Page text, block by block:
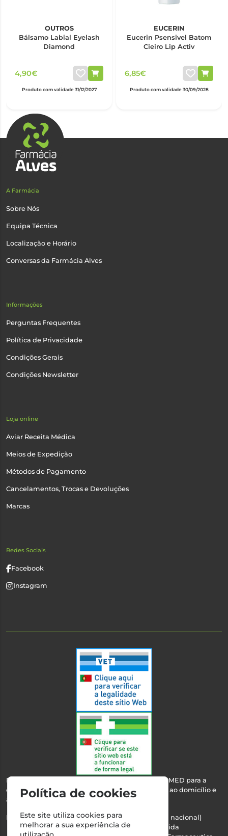
OUTROS
Bálsamo Labial Eyelash
Diamond
4,90€
Produto com validade 31/12/2027
EUCERIN
Eucerin Psensivel Batom
Cieiro Lip Activ
6,85€
Produto com validade 30/09/2028
A Farmácia
Sobre Nós
Equipa Técnica
Localização e Horário
Conversas da Farmácia Alves
Informações
Perguntas Frequentes
Política de Privacidade
Condições Gerais
Condições Newsletter
Loja online
Aviar Receita Médica
Meios de Expedição
Métodos de Pagamento
Cancelamentos, Trocas e Devoluções
Marcas
Redes Sociais
Facebook
Instagram
Esta farmácia encontra-se autorizada pelo INFARMED para a
dispensa de medicamentos e produtos de saúde ao domicílio e
através da internet.
Nº Infarmed: 21 798 7100 (chamada para rede fixa nacional)
Direção Técnica:Maria Teresa Almeida
Política de cookies
Este site utiliza cookies para
melhorar a sua experiência de